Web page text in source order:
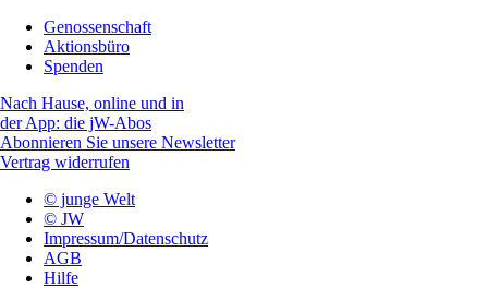
Genossenschaft
Aktionsbüro
Spenden
Nach Hause, online und in
der App: die jW-Abos
Abonnieren Sie unsere Newsletter
Vertrag widerrufen
© junge Welt
© JW
Impressum/Datenschutz
AGB
Hilfe